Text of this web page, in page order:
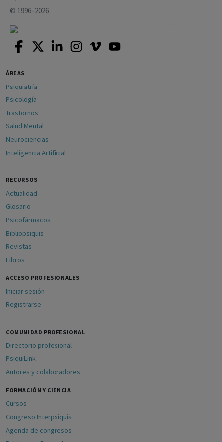
© 1996–2026
ÁREAS
Psiquiatría
Psicología
Trastornos
Salud Mental
Neurociencias
Inteligencia Artificial
RECURSOS
Actualidad
Glosario
Psicofármacos
Bibliopsiquis
Revistas
Libros
ACCESO PROFESIONALES
Iniciar sesión
Registrarse
COMUNIDAD PROFESIONAL
Directorio profesional
PsiquiLink
Autores y colaboradores
FORMACIÓN Y CIENCIA
Cursos
Congreso Interpsiquis
Agenda de congresos